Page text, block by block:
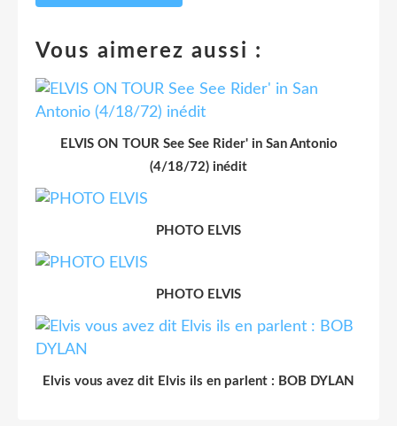
Vous aimerez aussi :
ELVIS ON TOUR See See Rider' in San Antonio
(4/18/72) inédit
PHOTO ELVIS
PHOTO ELVIS
Elvis vous avez dit Elvis ils en parlent : BOB DYLAN